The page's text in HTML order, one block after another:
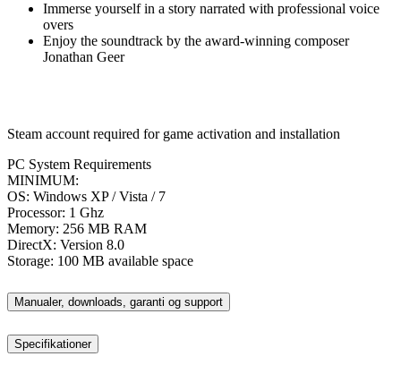
Immerse yourself in a story narrated with professional voice
overs
Enjoy the soundtrack by the award-winning composer
Jonathan Geer
Steam account required for game activation and installation
PC System Requirements
MINIMUM:
OS: Windows XP / Vista / 7
Processor: 1 Ghz
Memory: 256 MB RAM
DirectX: Version 8.0
Storage: 100 MB available space
Manualer, downloads, garanti og support
Specifikationer